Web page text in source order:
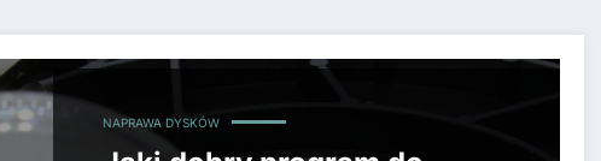
NAPRAWA DYSKÓW